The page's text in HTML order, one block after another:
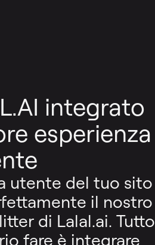
integrato
esperienza
utente del tuo sito
il nostro
di Lalal.ai. Tutto
fare è integrare